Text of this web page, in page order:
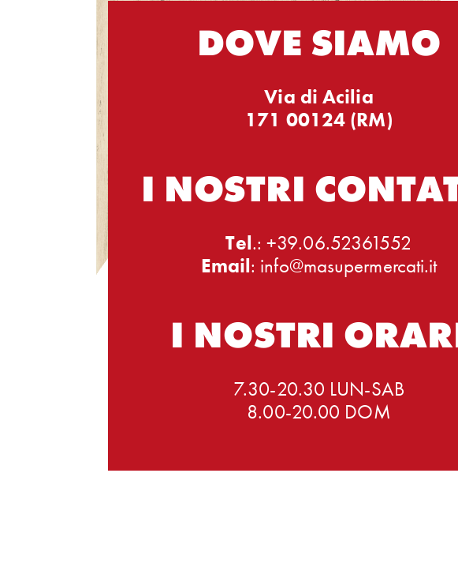
DOVE SIAMO
Via di Acilia
171 00124 (RM)
I NOSTRI
Tel.: +39.06.52361552
Email: info@masupermercati.it
I NOSTRI
7.30-20.30 LUN-SAB
8.00-20.00 DOM